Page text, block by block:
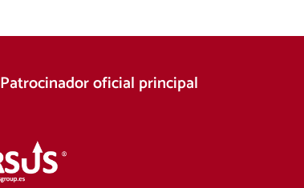
Patrocinador oficial principal